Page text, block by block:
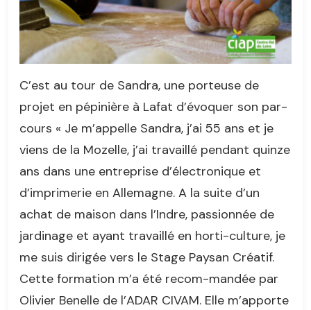
C’est au tour de Sandra, une porteuse de
projet en pépinière à Lafat d’évoquer son par-
cours « Je m’appelle Sandra, j’ai 55 ans et je
viens de la Mozelle, j’ai travaillé pendant quinze
ans dans une entreprise d’électronique et
d’imprimerie en Allemagne. A la suite d’un
achat de maison dans l’Indre, passionnée de
jardinage et ayant travaillé en horti-culture, je
me suis dirigée vers le Stage Paysan Créatif.
Cette formation m’a été recom-mandée par
Olivier Benelle de l’ADAR CIVAM. Elle m’apporte